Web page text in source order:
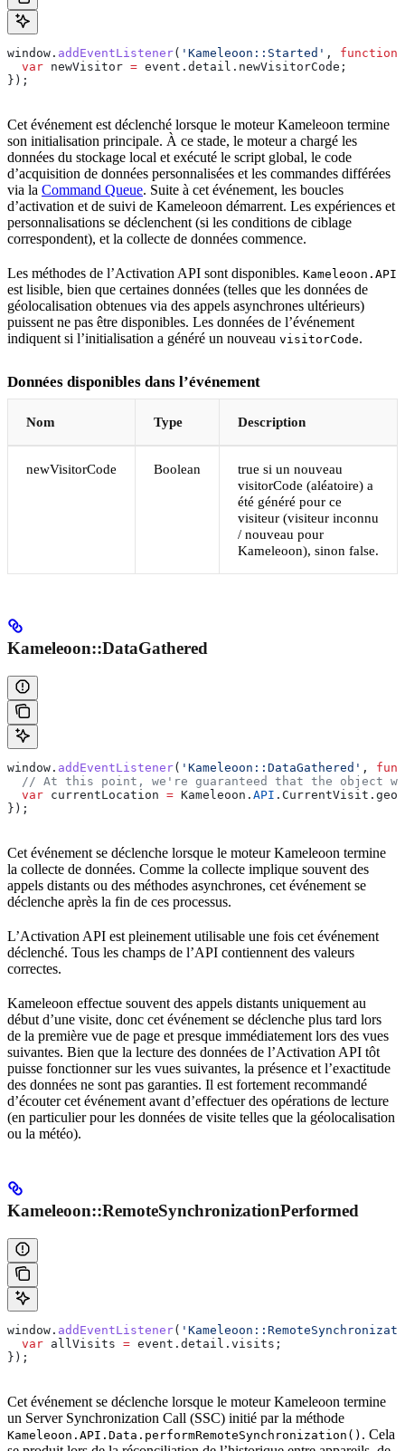
window . addEventListener( 'Kameleoon::Started' , function
  var
newVisitor = event . detail . newVisitorCode ;
});
Cet événement est déclenché lorsque le moteur Kameleoon termine
son initialisation principale. À ce stade, le moteur a chargé les
données du stockage local et exécuté le script global, le code
d’acquisition de données personnalisées et les commandes différées
via la Command Queue. Suite à cet événement, les boucles
d’activation et de suivi de Kameleoon démarrent. Les expériences et
personnalisations se déclenchent (si les conditions de ciblage
correspondent), et la collecte de données commence.
Les méthodes de l’Activation API sont disponibles. Kameleoon.API
est lisible, bien que certaines données (telles que les données de
géolocalisation obtenues via des appels asynchrones ultérieurs)
puissent ne pas être disponibles. Les données de l’événement
indiquent si l’initialisation a généré un nouveau visitorCode.
Données disponibles dans l’événement
Nom Type Description
newVisitorCode Boolean
true si un nouveau
visitorCode (aléatoire) a
été généré pour ce
visiteur (visiteur inconnu
/ nouveau pour
Kameleoon), sinon false.
Kameleoon::DataGathered
window . addEventListener( 'Kameleoon::DataGathered' ,
// At this point, we're guaranteed that the object
  var
currentLocation = Kameleoon . API . CurrentVisit .
});
Cet événement se déclenche lorsque le moteur Kameleoon termine
la collecte de données. Comme la collecte implique souvent des
appels distants ou des méthodes asynchrones, cet événement se
déclenche après la fin de ces processus.
L’Activation API est pleinement utilisable une fois cet événement
déclenché. Tous les champs de l’API contiennent des valeurs
correctes.
Kameleoon effectue souvent des appels distants uniquement au
début d’une visite, donc cet événement se déclenche plus tard lors
de la première vue de page et presque immédiatement lors des vues
suivantes. Bien que la lecture des données de l’Activation API tôt
puisse fonctionner sur les vues suivantes, la présence et l’exactitude
des données ne sont pas garanties. Il est fortement recommandé
d’écouter cet événement avant d’effectuer des opérations de lecture
(en particulier pour les données de visite telles que la géolocalisation
ou la météo).
Kameleoon::RemoteSynchronizationPerformed
window . addEventListener(
  var
allVisits = event . detail . visits ;
});
Cet événement se déclenche lorsque le moteur Kameleoon termine
un Server Synchronization Call (SSC) initié par la méthode
Kameleoon.API.Data.performRemoteSynchronization() . Cela